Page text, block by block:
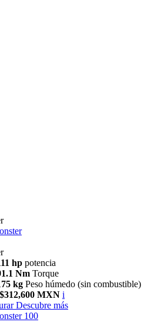
hp potencia
Nm Torque
kg Peso húmedo (sin combustible)
MXN i
Descubre más
100